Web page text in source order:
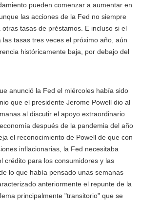
pueden comenzar a aumentar en
las acciones de la Fed no siempre
tasas de préstamos. E incluso si el
tasas tres veces el próximo año, aún
históricamente baja, por debajo del
anunció la Fed el miércoles había sido
que el presidente Jerome Powell dio al
al discutir el apoyo extraordinario
después de la pandemia del año
el reconocimiento de Powell de que con
inflacionarias, la Fed necesitaba
crédito para los consumidores y las
lo que había pensado unas semanas
anteriormente el repunte de la
principalmente "transitorio" que se